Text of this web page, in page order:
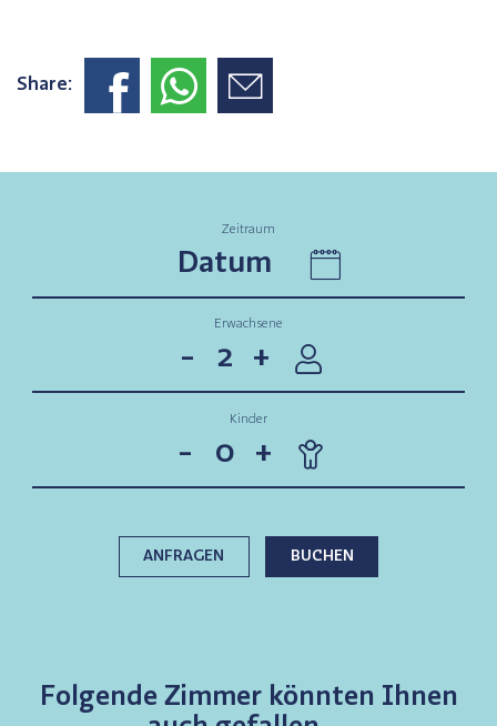
Share:
Zeitraum
Erwachsene
- +
Kinder
- +
ANFRAGEN BUCHEN
Folgende Zimmer könnten Ihnen